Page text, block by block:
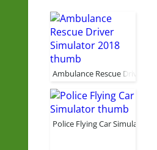
Ambulance Rescue Driver
Police Flying Car Simulator